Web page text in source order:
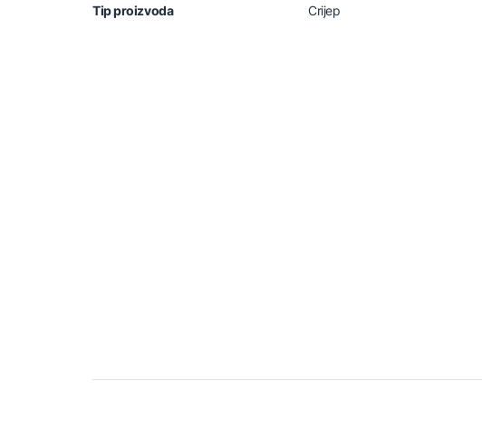
Tip proizvoda
Crijep